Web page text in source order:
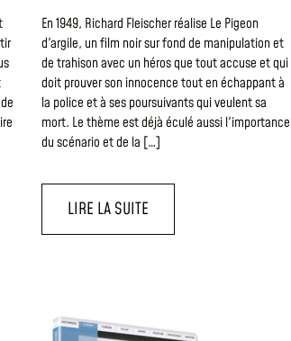
En 1949, Richard Fleischer réalise Le Pigeon
d'argile, un film noir sur fond de manipulation et
de trahison avec un héros que tout accuse et qui
doit prouver son innocence tout en échappant à
la police et à ses poursuivants qui veulent sa
mort. Le thème est déjà éculé aussi l'importance
du scénario et de la […]
LIRE LA SUITE